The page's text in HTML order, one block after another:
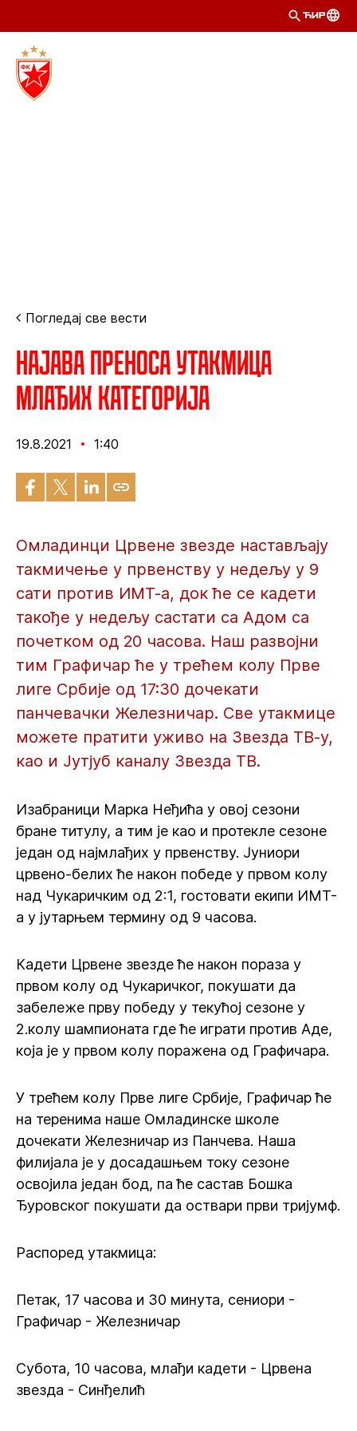
ЋИР
Погледај све вести
Најава преноса утакмица
млађих категорија
19.8.2021 1:40
Омладинци Црвене звезде настављају
такмичење у првенству у недељу у 9
сати против ИМТ-а, док ће се кадети
такође у недељу састати са Адом са
почетком од 20 часова. Наш развојни
тим Графичар ће у трећем колу Прве
лиге Србије од 17:30 дочекати
панчевачки Железничар. Све утакмице
можете пратити уживо на Звезда ТВ-у,
као и Јутјуб каналу Звезда ТВ.
Изабраници Марка Неђића у овој сезони
бране титулу, а тим је као и протекле сезоне
један од најмлађих у првенству. Јуниори
црвено-белих ће након победе у првом колу
над Чукаричким од 2:1, гостовати екипи ИМТ-
а у јутарњем термину од 9 часова.
Кадети Црвене звезде ће након пораза у
првом колу од Чукаричког, покушати да
забележе прву победу у текућој сезоне у
2.колу шампионата где ће играти против Аде,
која је у првом колу поражена од Графичара.
У трећем колу Прве лиге Србије, Графичар ће
на теренима наше Омладинске школе
дочекати Железничар из Панчева. Наша
филијала је у досадашњем току сезоне
освојила један бод, па ће састав Бошка
Ђуровског покушати да оствари први тријумф.
Распоред утакмица:
Петак, 17 часова и 30 минута, сениори -
Графичар - Железничар
Субота, 10 часова, млађи кадети - Црвена
звезда - Синђелић